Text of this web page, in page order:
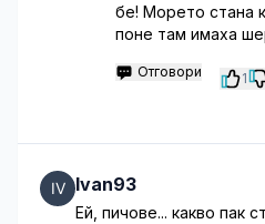
бе! Морето стана
поне там имаха
Отговори 1
Ivan93
Ей, пичове... какво пак